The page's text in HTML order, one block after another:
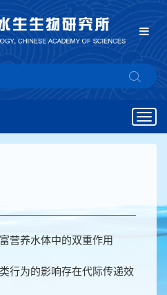
营养水体中的双重作用
行为的影响存在代际传递效